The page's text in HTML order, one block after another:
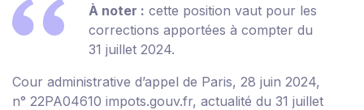
À noter : cette position vaut pour les
corrections apportées à compter du
31 juillet 2024.
Cour administrative d’appel de Paris, 28 juin 2024,
n° 22PA04610 impots.gouv.fr, actualité du 31 juillet